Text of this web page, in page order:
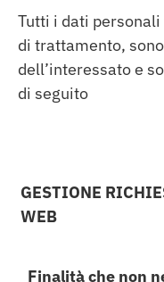
Tutti i dati
di trattamento,
dell’interessato e
di seguito
GESTIONE
WEB
Finalità che non